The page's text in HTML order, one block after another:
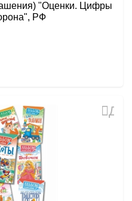
"Оценки. Цифры
РФ